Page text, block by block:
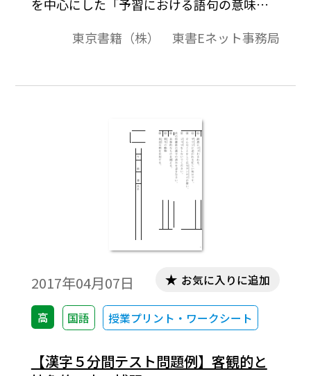
を中心にした「予習における語句の意味調
ページが問題，偶数ページが解答例の構成
ください。
東京書籍（株） 東書Eネット事務局
2017年04月07日
高 国語 授業プリント・ワークシート
お気に入りに追加
【漢字５分間テスト問題例】客観的と